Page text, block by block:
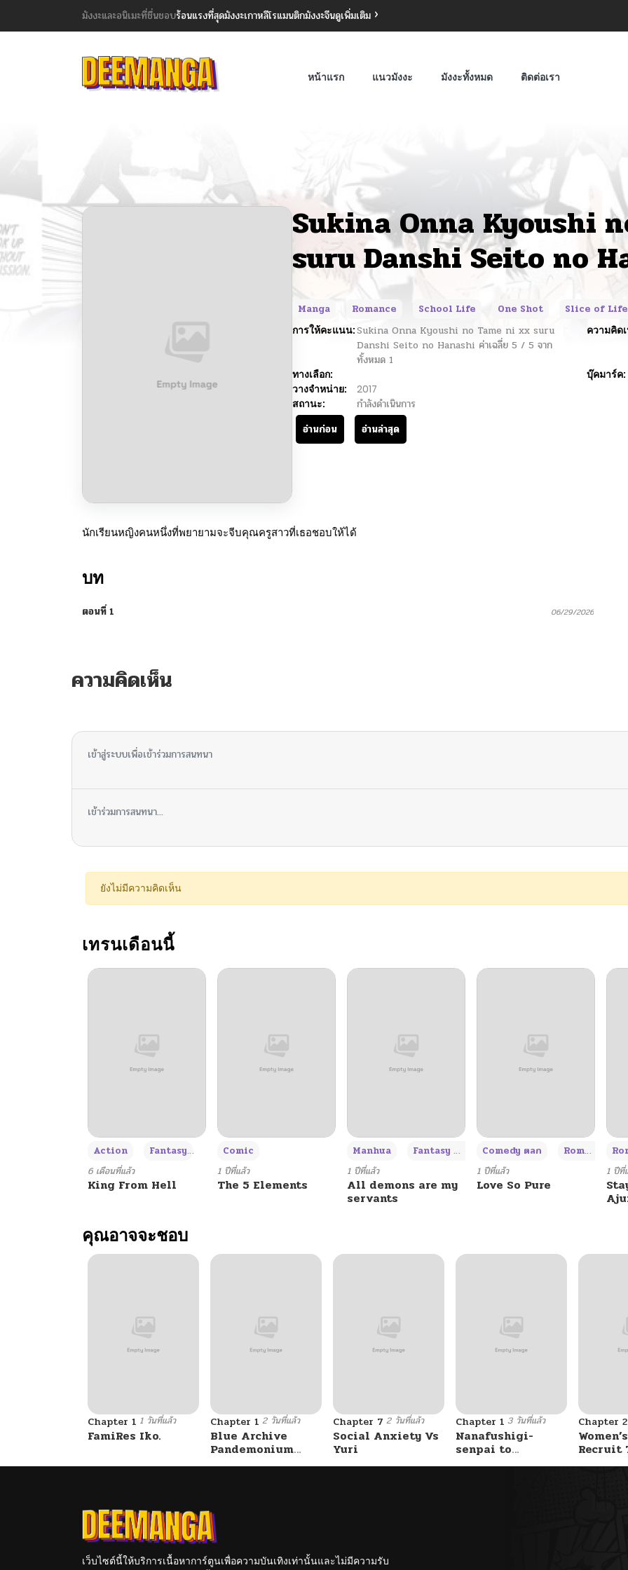
มังงะและอนิเมะที่ชื่นชอบร้อนแรงที่สุดมังงะเกาหลีโรแมนติกมังงะจีนดูเพิ่มเติม
หน้าแรก แนวมังงะ มังงะทั้งหมด ติดต่อเรา
Sukina Onna Kyoushi
suru Danshi Seito no
Manga Romance School Life One Shot
Slice of Life
การให้คะแนน:Sukina Onna Kyoushi no Tame ni xx suru
Danshi Seito no Hanashi ค่าเฉลี่ย 5 / 5 จาก
ทั้งหมด 1
ความคิด
ทางเลือก:
บุ๊คมาร์ค:
วางจำหน่าย:
2017
สถานะ:
กำลังดำเนินการ
อ่านก่อน
อ่านล่าสุด
นักเรียนหญิงคนหนึ่งที่พยายามจะจีบคุณครูสาวที่เธอชอบให้ได้
บท
ตอนที่ 1 06/29/2026
ความคิดเห็น
เข้าสู่ระบบเพื่อเข้าร่วมการสนทนา
เข้าร่วมการสนทนา...
ยังไม่มีความคิดเห็น
เทรนเดือนนี้
Action Fantasy
6 เดือนที่แล้ว
King From Hell
Comic
1 ปีที่แล้ว
The 5 Elements
Manhua Fantasy แฟนตาซี +3
1 ปีที่แล้ว
All demons are my
servants
Comedy ตลก
Romance โรแมนซ์
1 ปีที่แล้ว
Love So Pure
1 ปีที่
คุณอาจจะชอบ
Chapter 1 1 วันที่แล้ว
FamiRes Iko.
Chapter 1 2 วันที่แล้ว
Blue Archive
Pandemonium
Vacation By
Chapter 7 2 วันที่แล้ว
Social Anxiety Vs
Yuri
Chapter 1 3 วันที่แล้ว
Nanafushigi-
senpai to
Tetsujin-kun
Chapter
Recruit
Center
เว็บไซต์นี้ให้บริการเนื้อหาการ์ตูนเพื่อความบันเทิงเท่านั้นและไม่มีความรับ